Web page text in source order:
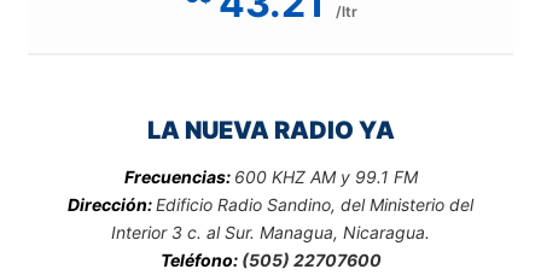
/ltr
LA NUEVA RADIO YA
Frecuencias: 600 KHZ AM y 99.1 FM
Dirección:Edificio Radio Sandino, del Ministerio del
Interior 3 c. al Sur. Managua, Nicaragua.
Teléfono: (505) 22707600